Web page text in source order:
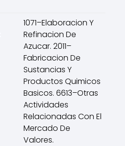
1071–Elaboracion Y
Refinacion De
Azucar. 2011–
Fabricacion De
Sustancias Y
Productos Quimicos
Basicos. 6613–Otras
Actividades
Relacionadas Con El
Mercado De
Valores.